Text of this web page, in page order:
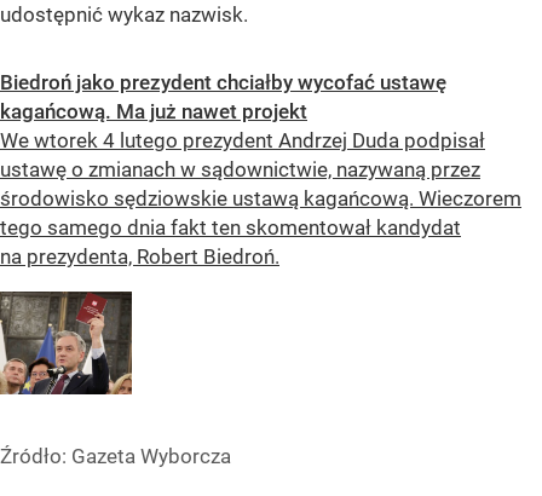
udostępnić wykaz nazwisk.
Biedroń jako prezydent chciałby wycofać ustawę
kagańcową. Ma już nawet projekt
We wtorek 4 lutego prezydent Andrzej Duda podpisał
ustawę o zmianach w sądownictwie, nazywaną przez
środowisko sędziowskie ustawą kagańcową. Wieczorem
tego samego dnia fakt ten skomentował kandydat
na prezydenta, Robert Biedroń.
Źródło: Gazeta Wyborcza